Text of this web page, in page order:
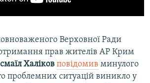
Верховної Ради
прав жителів АР Крим
Халіков повідомив минулого
проблемних ситуацій виникло у